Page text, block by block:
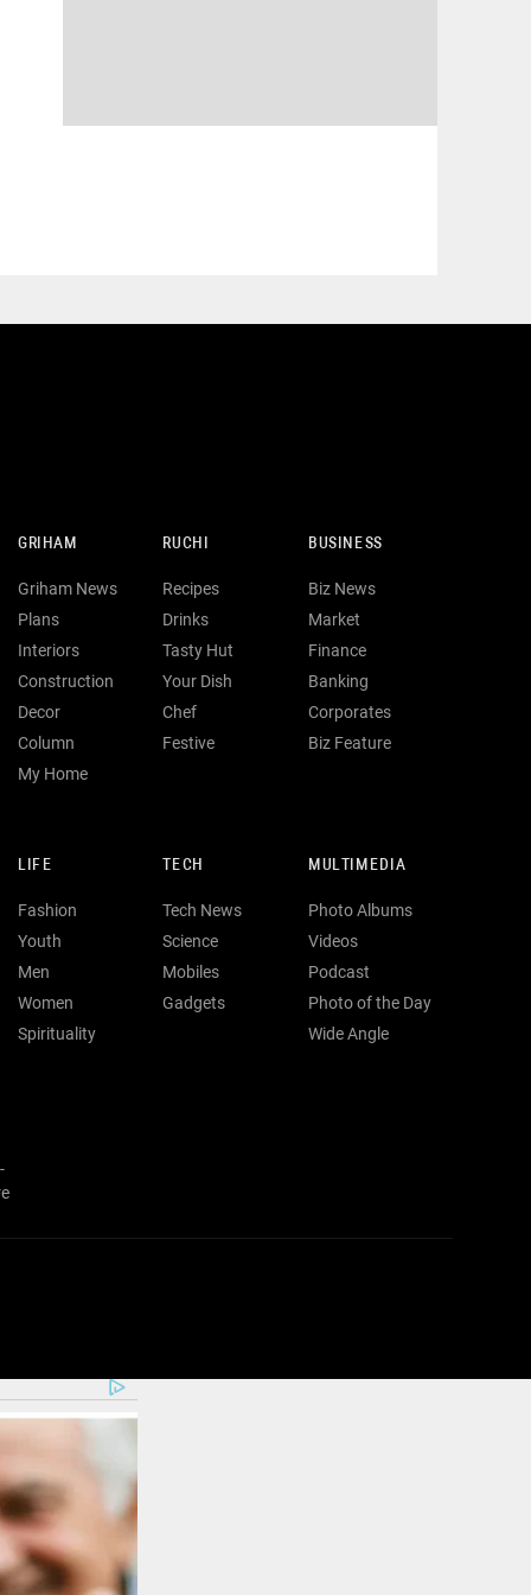
GRIHAM
Griham News
Plans
Interiors
Construction
Decor
Column
My Home
RUCHI
Recipes
Drinks
Tasty Hut
Your Dish
Chef
Festive
BUSINESS
Biz News
Market
Finance
Banking
Corporates
Biz Feature
LIFE
Fashion
Youth
Men
Women
Spirituality
TECH
Tech News
Science
Mobiles
Gadgets
MULTIMEDIA
Photo Albums
Videos
Podcast
Photo of the Day
Wide Angle